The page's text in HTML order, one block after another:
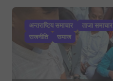
अन्तराष्टिय समाचार ताजा समाचार
राजनीति
समाज